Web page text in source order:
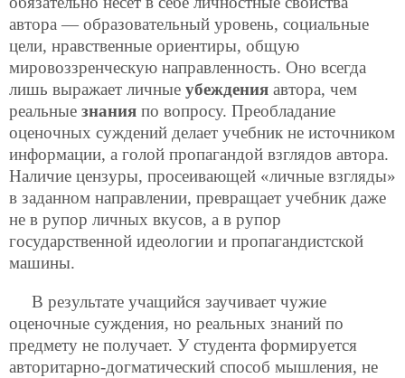
автора — образовательный уровень, социальные
цели, нравственные ориентиры, общую
мировоззренческую направленность. Оно всегда
лишь выражает личные убеждения автора, чем
реальные знания по вопросу. Преобладание
оценочных суждений делает учебник не источником
информации, а голой пропагандой взглядов автора.
Наличие цензуры, просеивающей «личные взгляды»
в заданном направлении, превращает учебник даже
не в рупор личных вкусов, а в рупор
государственной идеологии и пропагандистской
машины.
В результате учащийся заучивает чужие
оценочные суждения, но реальных знаний по
предмету не получает. У студента формируется
авторитарно-догматический способ мышления, не